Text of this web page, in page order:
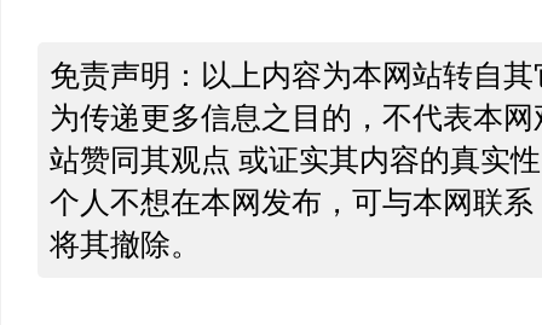
免责声明：以上内容为本网站转自
为传递更多信息之目的，不代表本
站赞同其观点 或证实其内容的真实
个人不想在本网发布，可与本网联
将其撤除。